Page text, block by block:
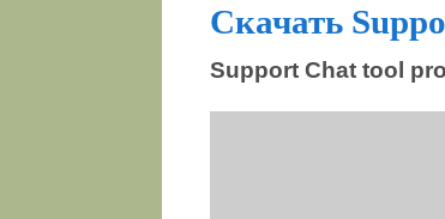
Скачать
Support Chat tool